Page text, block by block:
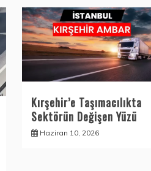
Kırşehir’e Taşımacılıkta
Sektörün Değişen Yüzü
Haziran 10, 2026